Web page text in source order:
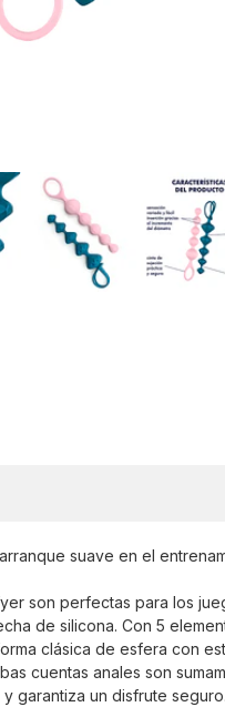
suave en el
son perfectas para los
de silicona. Con 5
clásica de esfera con
cuentas anales son
garantiza un disfrute